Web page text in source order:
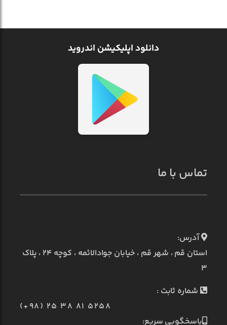
دانلود اپلیکیشن اندروید
تماس با ما
آدرس:
استان قم ، شهر قم ، خیابان جوادالائمه ، کوچه ۲۴ ، پلاک
۳
شماره ثابت :
(+98) 25 38 81 5258
پاسخگویی سریع: